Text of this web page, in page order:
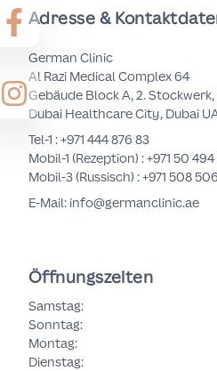
Adresse &
German Clinic
Al Razi Medical Complex 64
Gebäude Block A, 2.
Dubai Healthcare City, Dubai
Tel-1 :+971 444 876 83
Mobil-1 (Rezeption) :+971 50
Mobil-3 (Russisch) :+971 508
E-Mail: info@germanclinic.ae
Öffnungszeiten
Samstag:
Sonntag:
Montag:
Dienstag: